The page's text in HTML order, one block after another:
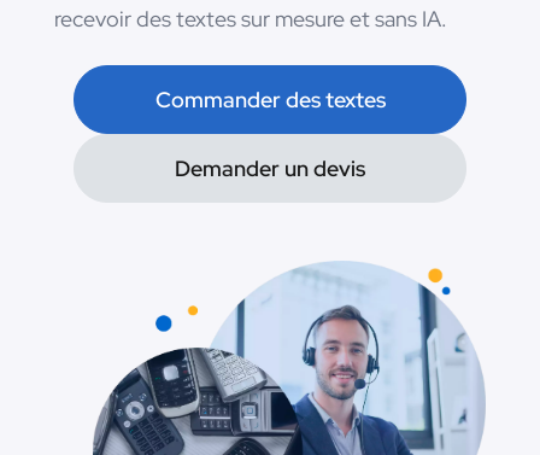
recevoir des textes sur mesure et sans IA.
Commander des textes
Demander un devis